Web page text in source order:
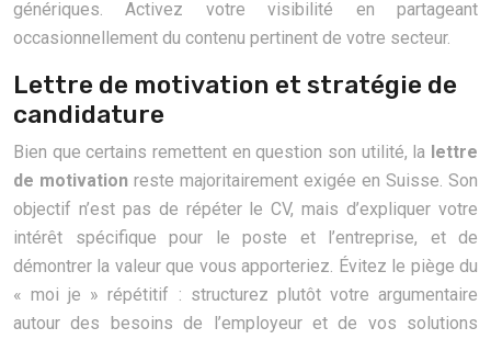
génériques. Activez votre visibilité en partageant
occasionnellement du contenu pertinent de votre secteur.
Lettre de motivation et stratégie de
candidature
Bien que certains remettent en question son utilité, la lettre
de motivation reste majoritairement exigée en Suisse. Son
objectif n’est pas de répéter le CV, mais d’expliquer votre
intérêt spécifique pour le poste et l’entreprise, et de
démontrer la valeur que vous apporteriez. Évitez le piège du
« moi je » répétitif : structurez plutôt votre argumentaire
autour des besoins de l’employeur et de vos solutions